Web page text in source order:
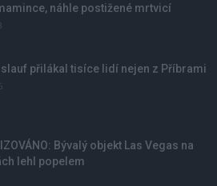
náhle postižené mrtvicí
přilákal tisíce lidí nejen z Příbrami
Bývalý objekt Las Vegas na
lehl popelem